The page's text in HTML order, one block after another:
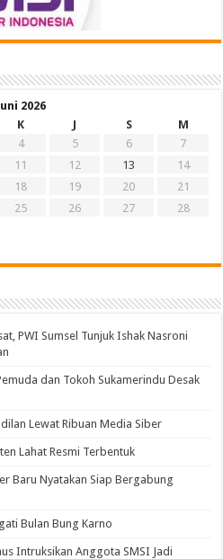
2026
K J S
M
4 5 6
7
11 12 13
14
18 19 20
21
25 26 27
28
PWI Sumsel Tunjuk Ishak Nasroni
dan Tokoh Sukamerindu Desak
Lewat Ribuan Media Siber
Lahat Resmi Terbentuk
Baru Nyatakan Siap Bergabung
Bulan Bung Karno
Intruksikan Anggota SMSI Jadi